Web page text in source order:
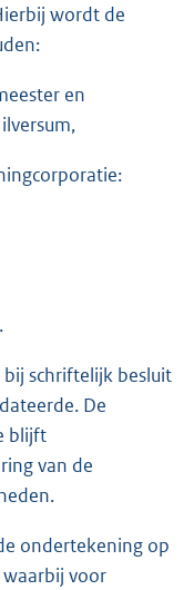
wordt de
en
schriftelijk besluit
De
blijft
van de
ondertekening op
voor